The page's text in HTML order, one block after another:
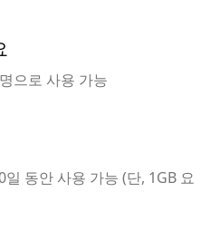
으로 사용 가능
동안 사용 가능 (단, 1GB 요